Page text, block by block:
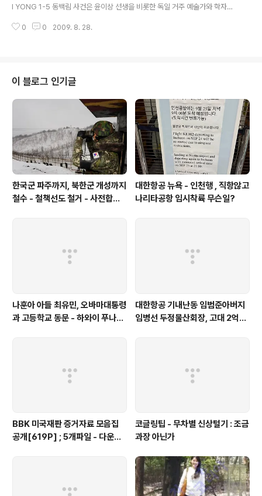
I YONG 1-5 동백림 사건은 윤이상 선생을 비롯한 독일 거주 예술가와 학자등
1967년 7월 8일 멧돼지 김형욱이 동베를린을 거점으로 한 반정부 간첩단 사
무려 백94명이 동베를린을 거점으로 대남적화공작을 벌였다고 주장했습니다 1
958년부터 1967년까지 무려 약 10년간 동독주재 북한대사관을 드나들며 이
적활동을 했..
0 0 2009. 8. 28.
이 블로그 인기글
한국군 파주까지, 북한군 개성까지
철수 - 철책선도 철거 - 사전합의
대한항공 뉴욕 - 인천행 , 직항않고
나리타공항 임시착륙 무슨일?
나훈아 아들 최유민, 오바마대통령
과 고등학교 동문 - 하와이 푸나호
대한항공 기내난동 임범준아버지
임병선 두정물산회장, 고대 2억기
BBK 미국재판 증거자료 모음집
공개[619P] ; 5개파일 - 다운로
코글링팁 - 무차별 신상털기 : 조금
과장 아닌가